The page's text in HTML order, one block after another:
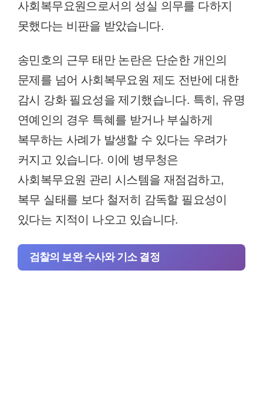
사회복무요원으로서의 성실 의무를 다하지
못했다는 비판을 받았습니다.
송민호의 근무 태만 논란은 단순한 개인의
문제를 넘어 사회복무요원 제도 전반에 대한
감시 강화 필요성을 제기했습니다. 특히, 유명
연예인의 경우 특혜를 받거나 부실하게
복무하는 사례가 발생할 수 있다는 우려가
커지고 있습니다. 이에 병무청은
사회복무요원 관리 시스템을 재점검하고,
복무 실태를 보다 철저히 감독할 필요성이
있다는 지적이 나오고 있습니다.
검찰의 보완 수사와 기소 결정